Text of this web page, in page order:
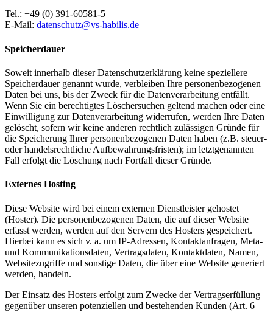
Tel.: +49 (0) 391-60581-5
E-Mail: datenschutz@vs-habilis.de
Speicherdauer
Soweit innerhalb dieser Datenschutzerklärung keine speziellere
Speicherdauer genannt wurde, verbleiben Ihre personenbezogenen
Daten bei uns, bis der Zweck für die Datenverarbeitung entfällt.
Wenn Sie ein berechtigtes Löschersuchen geltend machen oder eine
Einwilligung zur Datenverarbeitung widerrufen, werden Ihre Daten
gelöscht, sofern wir keine anderen rechtlich zulässigen Gründe für
die Speicherung Ihrer personenbezogenen Daten haben (z.B. steuer-
oder handelsrechtliche Aufbewahrungsfristen); im letztgenannten
Fall erfolgt die Löschung nach Fortfall dieser Gründe.
Externes Hosting
Diese Website wird bei einem externen Dienstleister gehostet
(Hoster). Die personenbezogenen Daten, die auf dieser Website
erfasst werden, werden auf den Servern des Hosters gespeichert.
Hierbei kann es sich v. a. um IP-Adressen, Kontaktanfragen, Meta-
und Kommunikationsdaten, Vertragsdaten, Kontaktdaten, Namen,
Websitezugriffe und sonstige Daten, die über eine Website generiert
werden, handeln.
Der Einsatz des Hosters erfolgt zum Zwecke der Vertragserfüllung
gegenüber unseren potenziellen und bestehenden Kunden (Art. 6